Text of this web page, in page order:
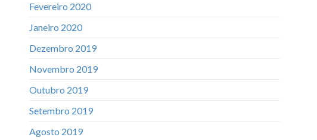
Fevereiro 2020
Janeiro 2020
Dezembro 2019
Novembro 2019
Outubro 2019
Setembro 2019
Agosto 2019